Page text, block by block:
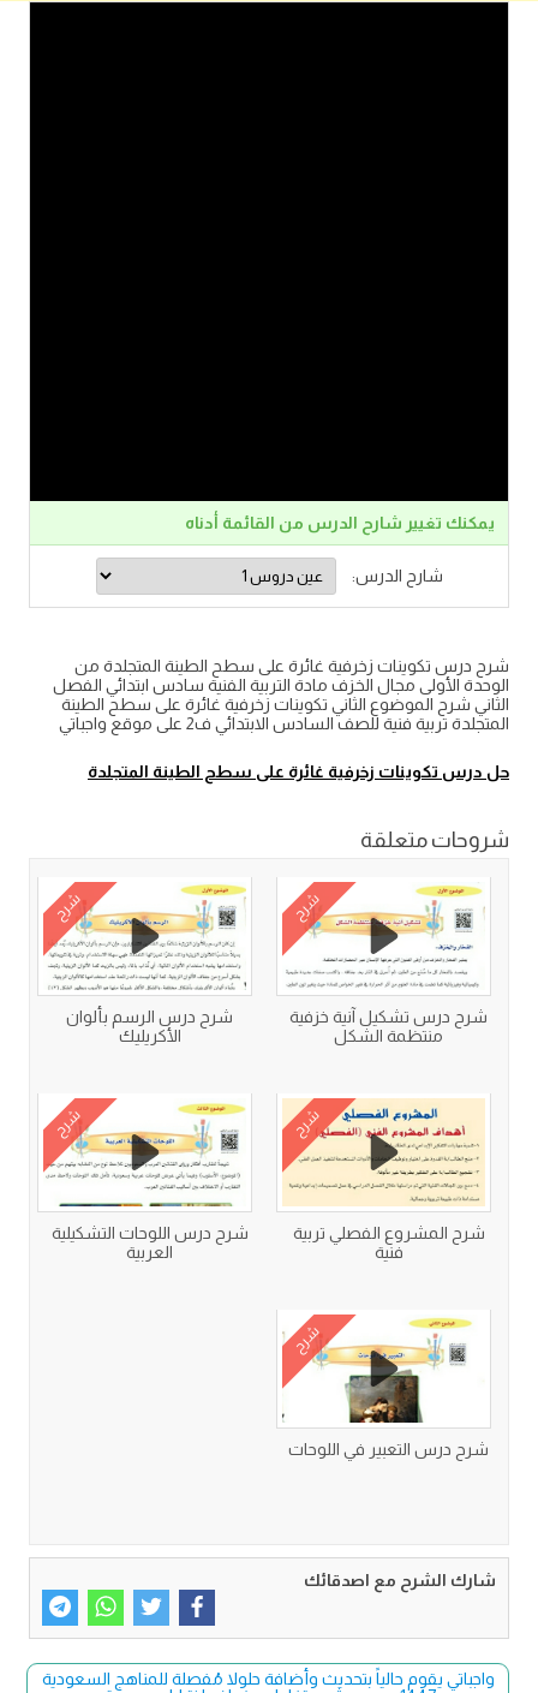
يمكنك تغيير شارح الدرس من القائمة أدناه
شارح الدرس:
شرح درس تكوينات زخرفية غائرة على سطح الطينة المتجلدة من
الوحدة الأولى مجال الخزف مادة التربية الفنية سادس ابتدائي الفصل
الثاني شرح الموضوع الثاني تكوينات زخرفية غائرة على سطح الطينة
المتجلدة تربية فنية للصف السادس الابتدائي ف2 على موقع واجباتي
حل درس تكوينات زخرفية غائرة على سطح الطينة المتجلدة
شروحات متعلقة
شرح
شرح درس تشكيل آنية خزفية
منتظمة الشكل
شرح
شرح درس الرسم بألوان
الأكريليك
شرح
شرح المشروع الفصلي تربية
فنية
شرح
شرح درس اللوحات التشكيلية
العربية
شرح
شرح درس التعبير في اللوحات
شارك الشرح مع اصدقائك
واجباتي يقوم حالياً بتحديث وأضافة حلولا مُفصلة للمناهج السعودية